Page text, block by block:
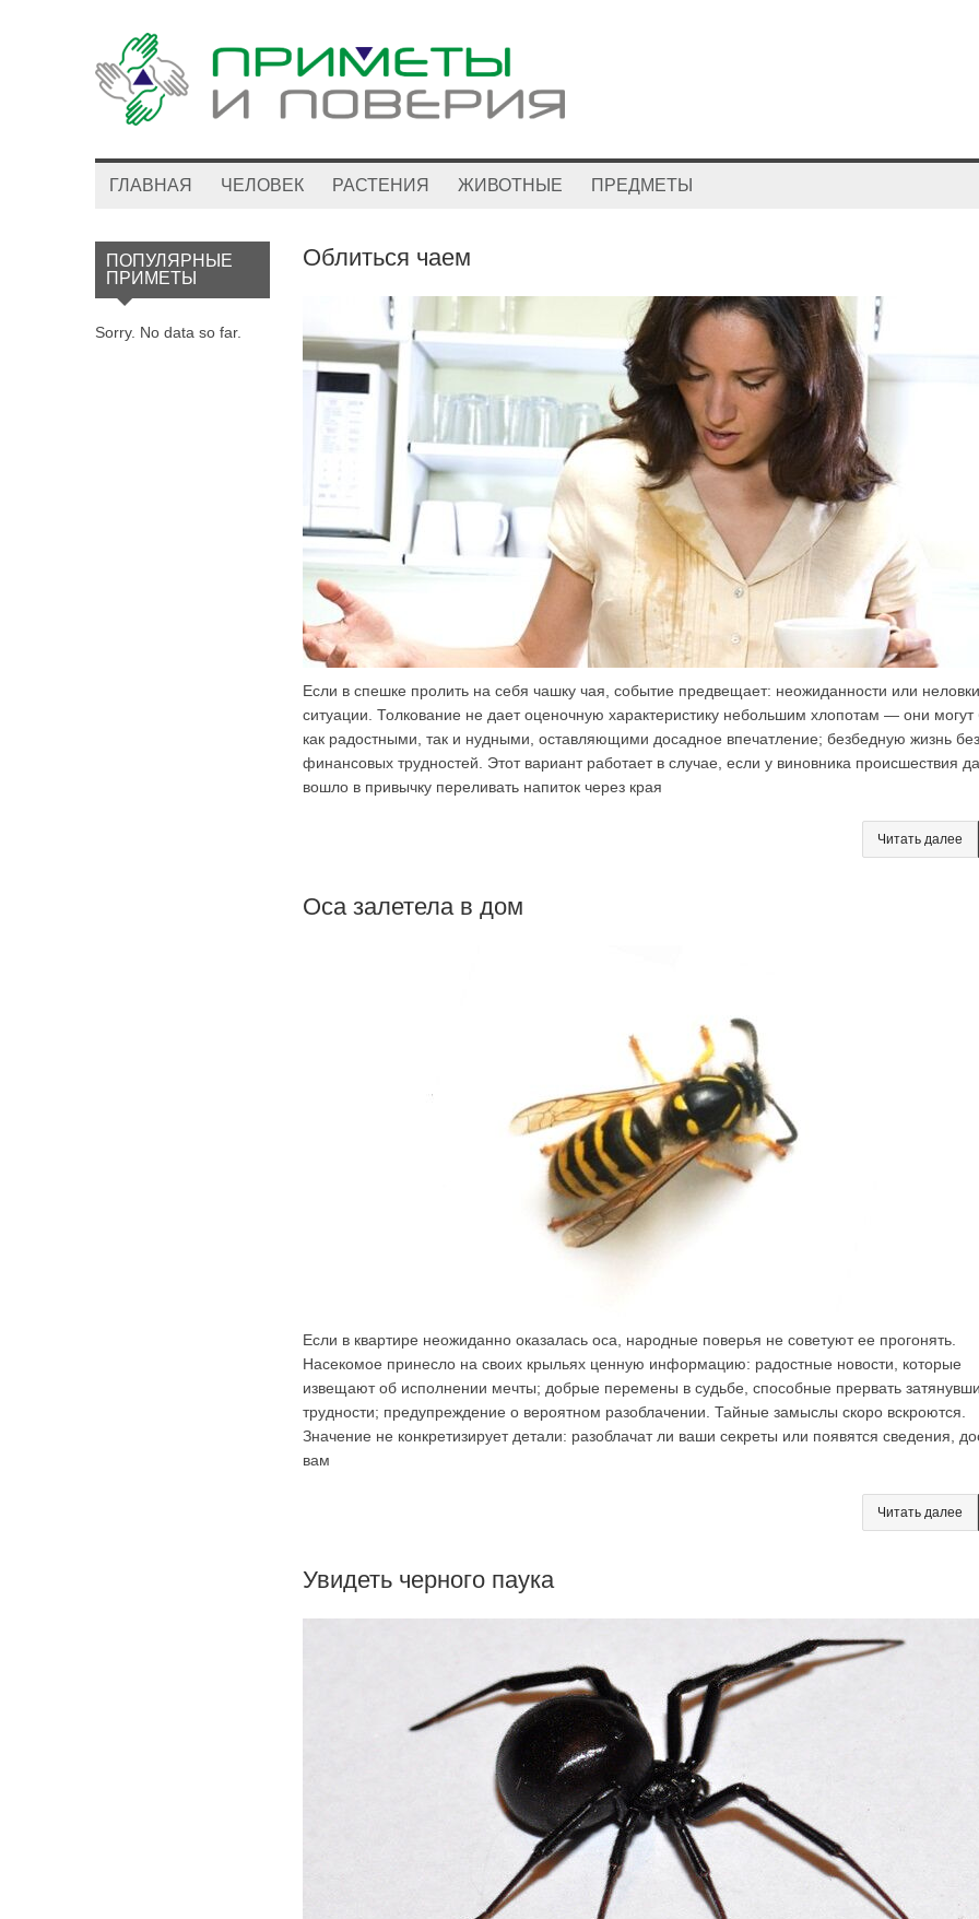
ГЛАВНАЯ ЧЕЛОВЕК РАСТЕНИЯ ЖИВОТНЫЕ ПРЕДМЕТЫ
ПОПУЛЯРНЫЕ
ПРИМЕТЫ
Sorry. No data so far.
Облиться чаем
Если в спешке пролить на себя чашку чая, событие предвещает: неожиданности или
ситуации. Толкование не дает оценочную характеристику небольшим хлопотам — они могут
как радостными, так и нудными, оставляющими досадное впечатление; безбедную жизнь без
финансовых трудностей. Этот вариант работает в случае, если у виновника происшествия
вошло в привычку переливать напиток через края
Читать далее
Оса залетела в дом
Если в квартире неожиданно оказалась оса, народные поверья не советуют ее прогонять.
Насекомое принесло на своих крыльях ценную информацию: радостные новости, которые
извещают об исполнении мечты; добрые перемены в судьбе, способные прервать
трудности; предупреждение о вероятном разоблачении. Тайные замыслы скоро вскроются.
Значение не конкретизирует детали: разоблачат ли ваши секреты или появятся сведения,
вам
Читать далее
Увидеть черного паука